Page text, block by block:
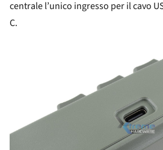
centrale l’unico ingresso per il cavo
C.